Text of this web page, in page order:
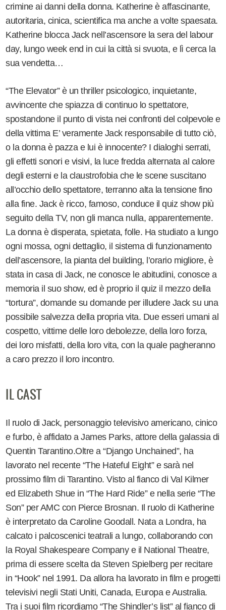
crimine ai danni della donna. Katherine è affascinante,
autoritaria, cinica, scientifica ma anche a volte spaesata.
Katherine blocca Jack nell’ascensore la sera del labour
day, lungo week end in cui la città si svuota, e lì cerca la
sua vendetta…
“The Elevator” è un thriller psicologico, inquietante,
avvincente che spiazza di continuo lo spettatore,
spostandone il punto di vista nei confronti del colpevole e
della vittima E’ veramente Jack responsabile di tutto ciò,
o la donna è pazza e lui è innocente? I dialoghi serrati,
gli effetti sonori e visivi, la luce fredda alternata al calore
degli esterni e la claustrofobia che le scene suscitano
all’occhio dello spettatore, terranno alta la tensione fino
alla fine. Jack è ricco, famoso, conduce il quiz show più
seguito della TV, non gli manca nulla, apparentemente.
La donna è disperata, spietata, folle. Ha studiato a lungo
ogni mossa, ogni dettaglio, il sistema di funzionamento
dell’ascensore, la pianta del building, l’orario migliore, è
stata in casa di Jack, ne conosce le abitudini, conosce a
memoria il suo show, ed è proprio il quiz il mezzo della
“tortura”, domande su domande per illudere Jack su una
possibile salvezza della propria vita. Due esseri umani al
cospetto, vittime delle loro debolezze, della loro forza,
dei loro misfatti, della loro vita, con la quale pagheranno
a caro prezzo il loro incontro.
IL CAST
Il ruolo di Jack, personaggio televisivo americano, cinico
e furbo, è affidato a James Parks, attore della galassia di
Quentin Tarantino.Oltre a “Django Unchained”, ha
lavorato nel recente “The Hateful Eight” e sarà nel
prossimo film di Tarantino. Visto al fianco di Val Kilmer
ed Elizabeth Shue in “The Hard Ride” e nella serie “The
Son” per AMC con Pierce Brosnan. Il ruolo di Katherine
è interpretato da Caroline Goodall. Nata a Londra, ha
calcato i palcoscenici teatrali a lungo, collaborando con
la Royal Shakespeare Company e il National Theatre,
prima di essere scelta da Steven Spielberg per recitare
in “Hook” nel 1991. Da allora ha lavorato in film e progetti
televisivi negli Stati Uniti, Canada, Europa e Australia.
Tra i suoi film ricordiamo “The Shindler’s list” al fianco di